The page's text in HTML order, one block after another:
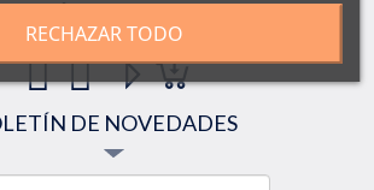
DE NOVEDADES
RECHAZAR TODO